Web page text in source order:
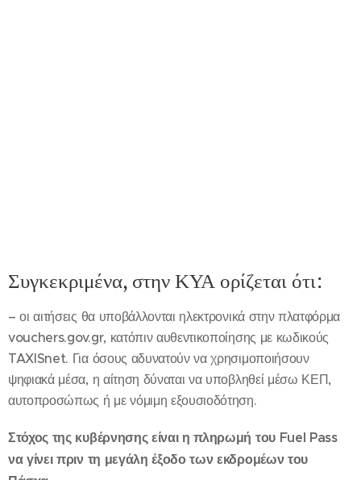
Συγκεκριμένα, στην ΚΥΑ ορίζεται ότι:
– οι αιτήσεις θα υποβάλλονται ηλεκτρονικά στην πλατφόρμα
vouchers.gov.gr, κατόπιν αυθεντικοποίησης με κωδικούς
TAXISnet. Για όσους αδυνατούν να χρησιμοποιήσουν
ψηφιακά μέσα, η αίτηση δύναται να υποβληθεί μέσω ΚΕΠ,
αυτοπροσώπως ή με νόμιμη εξουσιοδότηση.
Στόχος της κυβέρνησης είναι η πληρωμή του Fuel Pass
να γίνει πριν τη μεγάλη έξοδο των εκδρομέων του